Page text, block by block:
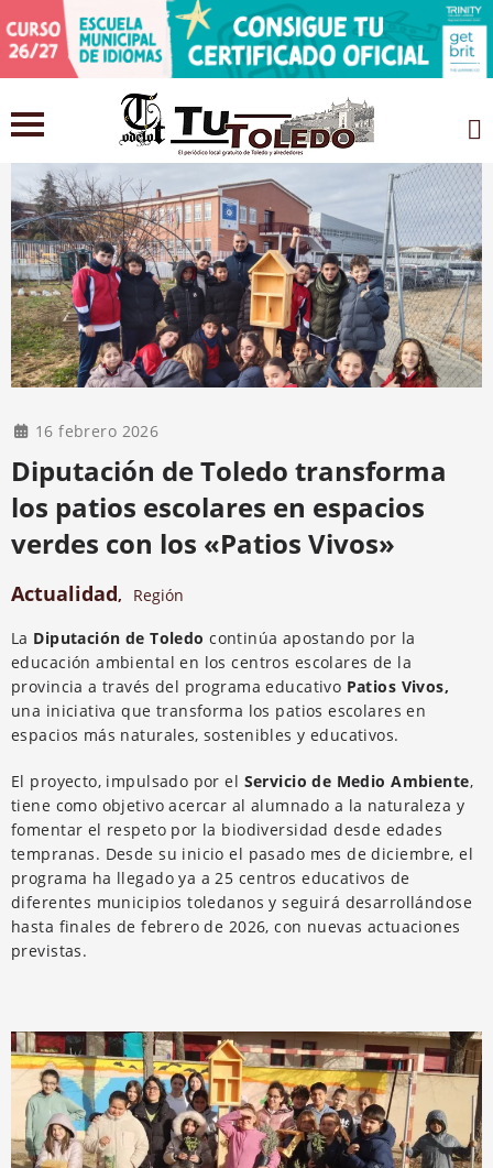
16 febrero 2026
Diputación de Toledo transforma
los patios escolares en espacios
verdes con los «Patios Vivos»
Actualidad, Región
La Diputación de Toledo continúa apostando por la
educación ambiental en los centros escolares de la
provincia a través del programa educativo Patios Vivos,
una iniciativa que transforma los patios escolares en
espacios más naturales, sostenibles y educativos.
El proyecto, impulsado por el Servicio de Medio Ambiente,
tiene como objetivo acercar al alumnado a la naturaleza y
fomentar el respeto por la biodiversidad desde edades
tempranas. Desde su inicio el pasado mes de diciembre, el
programa ha llegado ya a 25 centros educativos de
diferentes municipios toledanos y seguirá desarrollándose
hasta finales de febrero de 2026, con nuevas actuaciones
previstas.